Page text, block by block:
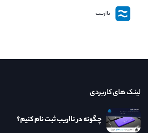
نااریب
لینک های کاربردی
چگونه در نااریب ثبت نام کنیم؟